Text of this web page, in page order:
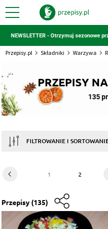
NEWSLETTER - Otrzymuj sezonowe
Przepisy.pl Składniki Warzywa
PRZEPISY
135
FILTROWANIE I
1 2
Przepisy (135)